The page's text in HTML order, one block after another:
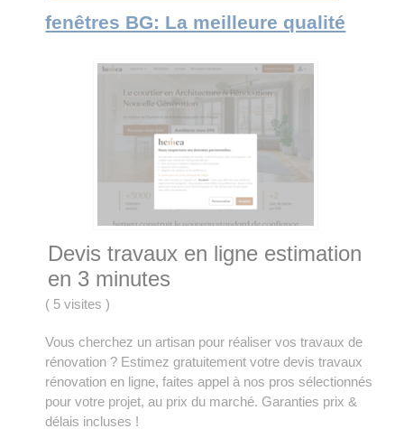
fenêtres BG: La meilleure qualité
Devis travaux en ligne estimation
en 3 minutes
( 5 visites)
Vous cherchez un artisan pour réaliser vos travaux de
rénovation ? Estimez gratuitement votre devis travaux
rénovation en ligne, faites appel à nos pros sélectionnés
pour votre projet, au prix du marché. Garanties prix &
délais incluses !